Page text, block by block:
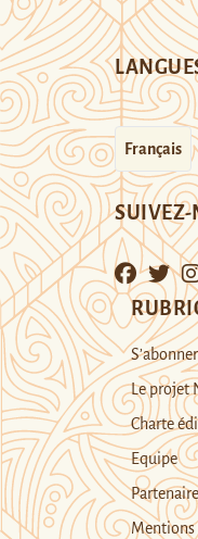
Français
SUIVEZ-
Le projet
Charte
Equipe
Mentions